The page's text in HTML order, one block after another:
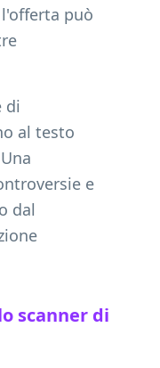
può
di
al testo
e
dal
scanner di